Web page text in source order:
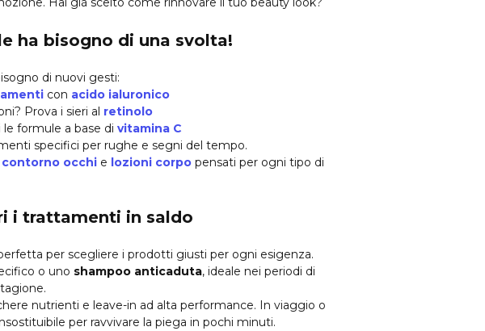
ha bisogno di una svolta!
di nuovi gesti:
con acido ialuronico
Prova i sieri al retinolo
formule a base di vitamina C
specifici per rughe e segni del tempo.
contorno occhie lozioni corpopensati per ogni tipo di
i trattamenti in saldo
per scegliere i prodotti giusti per ogni esigenza.
o uno shampoo anticaduta, ideale nei periodi di
nutrienti e leave-in ad alta performance. In viaggio o
per ravvivare la piega in pochi minuti.